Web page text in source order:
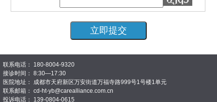
联系电话： 180-8004-9320
接诊时间： 8:30—17:30
医院地址： 成都市天府新区万安街道万福寺路999号1号楼1单元
联系邮箱： cd-ht-yb@carealliance.com.cn
投诉电话： 139-0804-0615